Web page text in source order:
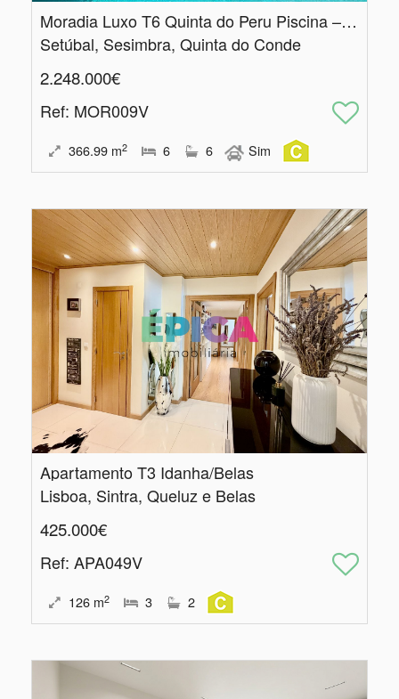
Moradia Luxo T6 Quinta do Peru Piscina – Condomínio Exclusivo Golfe
Setúbal, Sesimbra, Quinta do Conde
2.248.000€
Ref: MOR009V
366.99 m2 6 6 Sim
Apartamento T3 Idanha/Belas
Lisboa, Sintra, Queluz e Belas
425.000€
Ref: APA049V
126 m2 3 2